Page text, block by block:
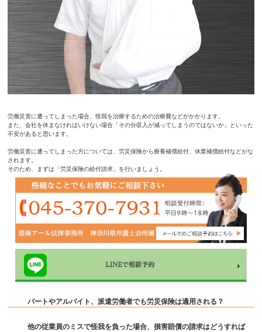
労働災害に遭ってしまった場合、怪我を治療するための治療費などがかかります。
また、会社を休まなければいけない場合「その分収入が減ってしまうのではないか」といった
不安があると思います。
労働災害に遭ってしまった方については、労災保険から療養補償給付、休業補償給付などがな
されます。
そのため、まずは「労災保険の給付請求」を行いましょう。
パートやアルバイト、派遣労働者でも労災保険は適用される？
他の従業員のミスで怪我を負った場合、損害賠償の請求はどうすれば